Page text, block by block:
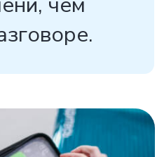
обработку моих